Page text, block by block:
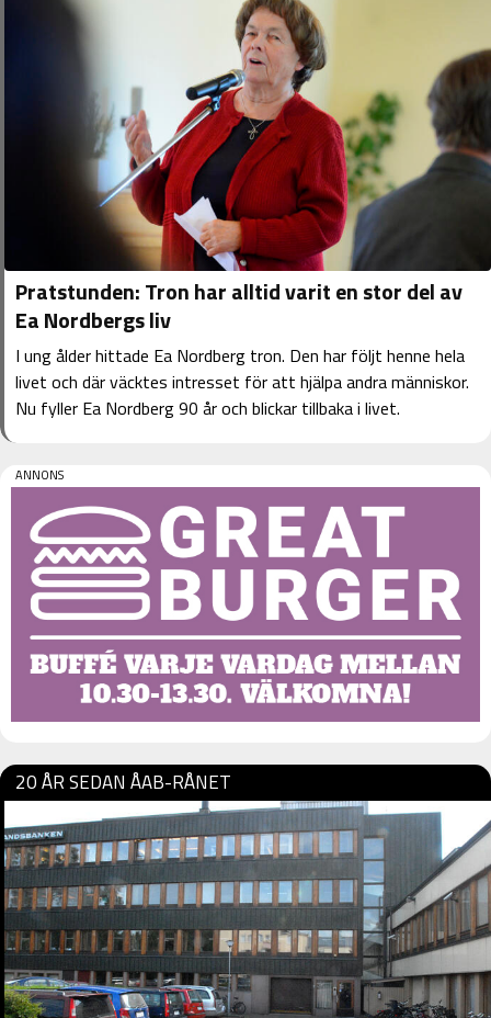
Pratstunden: Tron har alltid varit en stor del av
Ea Nordbergs liv
I ung ålder hittade Ea Nordberg tron. Den har följt henne hela
livet och där väcktes intresset för att hjälpa andra människor.
Nu fyller Ea Nordberg 90 år och blickar tillbaka i livet.
20 ÅR SEDAN ÅAB-RÅNET